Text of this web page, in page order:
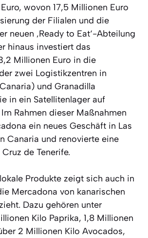
wovon 17,5 Millionen Euro
der Filialen und die
neuen ‚Ready to Eat‘-Abteilung
hinaus investiert das
Millionen Euro in die
zwei Logistikzentren in
und Granadilla
in ein Satellitenlager auf
Rahmen dieser Maßnahmen
ein neues Geschäft in Las
Canaria und renovierte eine
de Tenerife.
Produkte zeigt sich auch in
Mercadona von kanarischen
Dazu gehören unter
Kilo Paprika, 1,8 Millionen
2 Millionen Kilo Avocados,